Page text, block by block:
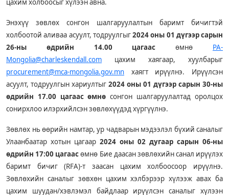
цахим холбоосыг хүлээн авна.
Энэхүү зөвлөх сонгон шалгаруулалтын баримт бичигтэй
холбоотой аливаа асуулт, тодруулгыг2024 оны 01 дүгээр сарын
26-ны өдрийн 14.00 цагаас өмнө PA-
Mongolia@charleskendall.com цахим хаягаар, хуулбарыг
procurement@mca-mongolia.gov.mn хаягт ирүүлнэ. Ирүүлсэн
асуулт, тодруулгын хариултыг 2024 оны 01 дүгээр сарын 30-ны
өдрийн 17.00 цагаас өмнө сонгон шалгаруулалтад оролцох
сонирхлоо илэрхийлсэн зөвлөхүүдэд хүргүүлнэ.
Зөвлөх нь өөрийн намтар, ур чадварын мэдээлэл бүхий саналыг
Улаанбаатар хотын цагаар 2024 оны 02 дугаар сарын 06-ны
өдрийн 17:00 цагаасөмнө Бие даасан зөвлөхийн санал ирүүлэх
баримт бичиг (RFA)-т заасан цахим холбоосоор ирүүлнэ.
Зөвлөхийн саналыг зөвхөн цахим хэлбэрээр хүлээж авах ба
цахим шуудан/хэвлэмэл байдлаар ирүүлсэн саналыг хүлээн